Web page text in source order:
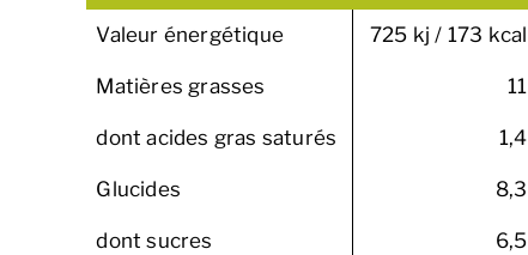
Valeur énergétique 725 kj / 173 kcal
Matières grasses 11
dont acides gras saturés 1,4
Glucides 8,3
dont sucres 6,5